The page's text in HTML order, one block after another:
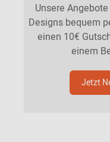
Unsere
Designs bequem
einen 10€
einem
Jetzt